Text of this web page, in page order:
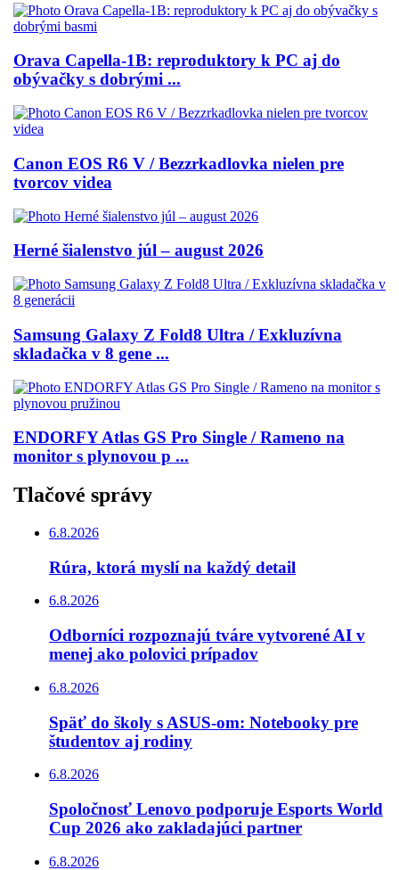
Orava Capella-1B: reproduktory k PC aj do
obývačky s dobrými ...
Canon EOS R6 V / Bezzrkadlovka nielen pre
tvorcov videa
Herné šialenstvo júl – august 2026
Samsung Galaxy Z Fold8 Ultra / Exkluzívna
skladačka v 8 gene ...
ENDORFY Atlas GS Pro Single / Rameno na
monitor s plynovou p ...
Tlačové správy
6.8.2026
Rúra, ktorá myslí na každý detail
6.8.2026
Odborníci rozpoznajú tváre vytvorené AI v
menej ako polovici prípadov
6.8.2026
Späť do školy s ASUS-om: Notebooky pre
študentov aj rodiny
6.8.2026
Spoločnosť Lenovo podporuje Esports World
Cup 2026 ako zakladajúci partner
6.8.2026